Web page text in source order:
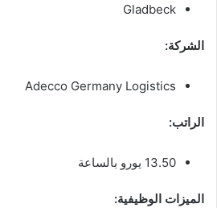
Gladbeck
الشركة:
Adecco Germany Logistics
الراتب:
13.50 يورو بالساعة
الميزات الوظيفية: